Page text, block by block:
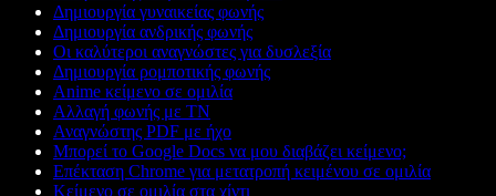
Δημιουργία γυναικείας φωνής
Δημιουργία ανδρικής φωνής
Οι καλύτεροι αναγνώστες για δυσλεξία
Δημιουργία ρομποτικής φωνής
Anime κείμενο σε ομιλία
Αλλαγή φωνής με ΤΝ
Αναγνώστης PDF με ήχο
Μπορεί το Google Docs να μου διαβάζει κείμενο;
Επέκταση Chrome για μετατροπή κειμένου σε ομιλία
Κείμενο σε ομιλία στα χίντι